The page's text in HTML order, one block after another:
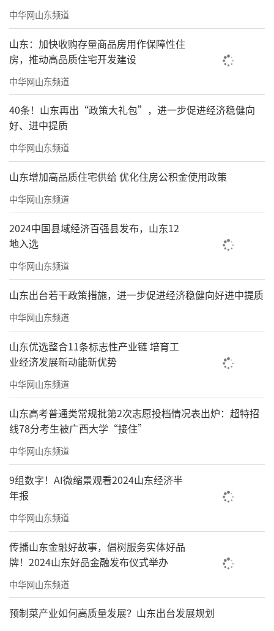
中华网山东频道
山东：加快收购存量商品房用作保障性住
房，推动高品质住宅开发建设
中华网山东频道
40条！山东再出“政策大礼包”，进一步促进经济稳健向
好、进中提质
中华网山东频道
山东增加高品质住宅供给 优化住房公积金使用政策
中华网山东频道
2024中国县域经济百强县发布，山东12
地入选
中华网山东频道
山东出台若干政策措施，进一步促进经济稳健向好进中提质
中华网山东频道
山东优选整合11条标志性产业链 培育工
业经济发展新动能新优势
中华网山东频道
山东高考普通类常规批第2次志愿投档情况表出炉：超特招
线78分考生被广西大学“接住”
中华网山东频道
9组数字！AI微缩景观看2024山东经济半
年报
中华网山东频道
传播山东金融好故事，倡树服务实体好品
牌！2024山东好品金融发布仪式举办
中华网山东频道
预制菜产业如何高质量发展？山东出台发展规划